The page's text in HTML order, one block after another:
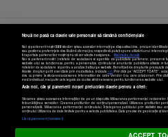
Setări cookies
Nouă ne pasă ca datele tale personale să rămână confidențiale
Noi și partenerii noștri589stocăm și/sau accesăm informații pe dispozitivul dvs., precum
sau gestiona preferințele dvs. făcând clic mai jos, respectiv vă puteți opune utilizării unui interes
fi raportate partenerilor noștri și nu vă vor afecta navigarea.
Mai multe detalii
Noi si partenerii nostri (retelele de socializare si agentiile de publicitate partenere, precum
website-ului sa functioneze, pentru a personaliza continutul si anunturile publicitare afisate in
retelelor de socializare si pentru a analiza traficul pe website. Beneficiati de drepturile
Aceste drepturi pot fi exercitate prin modalitatea indicataaici. Prin click pe “ACCEPT TOATE”,
dvs. cu privire la stocarea/accesarea informatiilor de catre Vendor-ii cu care colaboram. Prin click
mod individual, mai putin cele legate de cookie strict necesare pentru functionarea website-ului.
Atât noi, cât și partenerii noștri prelucrăm datele pentru a oferi:
Stocarea și/sau accesarea informațiilor de pe un dispozitiv. Măsurarea performanței
îmbunătățirea serviciilor. Crearea profilurilor de conținut personalizat. Utilizarea profilurilor
personalizată. Măsurarea performanței conținutului. Înțelegerea publicului prin statistici sau
conținutul. Utilizarea de date limitate pentru a selecta publicitatea. Date precise de geolocație și
Listă parteneri (furnizori)